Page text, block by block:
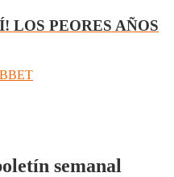
LOS PEORES AÑOS
semanal